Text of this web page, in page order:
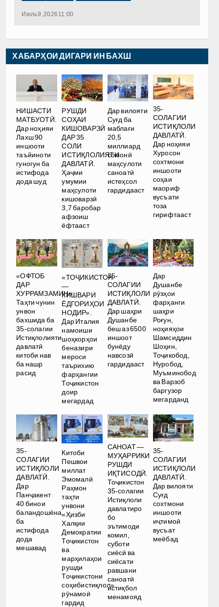
Июль 9, 2026 11:00
ХАБАРҲОИ ДИГАРИ ИН БАХШ
НИШАСТИ
МАТБУОТӢ.
Дар ноҳияи
Лахш 90
иншооти
таъйиноти
гуногун ба
истифода
дода шуд
РУШДИ
СОҲАИ
КИШОВАРЗӢ
ДАР 35
СОЛИ
ИСТИҚЛОЛИЯТИ
ДАВЛАТӢ.
Ҳаҷми
умумии
маҳсулоти
кишоварзӣ
3,7 баробар
афзоиш
ёфтааст
Дар вилояти
Суғд ба
маблағи
20,5
миллиард
сомонӣ
маҳсулоти
саноатӣ
истеҳсол
гардидааст
35-
СОЛАГИИ
ИСТИҚЛОЛИ
ДАВЛАТӢ.
Дар ноҳияи
Хуросон
сохтмони
иншооти
соҳаи
маориф
вусъати
тоза
гирифтааст
«ОФТОБ
ДАР
ХУРРАМЗАМИН».
Таҳти чунин
унвон
бахшида ба
35-солагии
Истиқлолияти
давлатӣ
китоби нав
ба нашр
расид
«ТОҶИКИСТОН
—
КИШВАРИ
ЁДГОРИҲОИ
НОДИР».
Дар Италия
намоиши
шоҳкорҳои
беназири
мероси
таърихию
фарҳангии
Тоҷикистон
доир
мегардад
35-
СОЛАГИИ
ИСТИҚЛОЛИ
ДАВЛАТӢ.
Дар шаҳри
Душанбе
беш аз 6500
иншоот
бунёду
навсозӣ
гардидааст
Дар
Душанбе
рӯзҳои
фарҳанги
шаҳри
Роғун,
ноҳияҳои
Шамсиддин
Шоҳин,
Тоҷикобод,
Нуробод,
Муъминобод
ва Варзоб
баргузор
мегарданд
35-
СОЛАГИИ
ИСТИҚЛОЛИ
ДАВЛАТӢ.
Дар
Панҷакент
40 бинои
баландошёна
ба
истифода
дода
мешавад
Китоби
Пешвои
миллат
Эмомалӣ
Раҳмон
таҳти
унвони
«Ҳизби
Халқии
Демократии
Тоҷикистон
ва
марҳилаҳои
рушди
Тоҷикистони
соҳибистиқлол»
рӯнамоӣ
гардид
САНОАТ —
МУҲАРРИКИ
РУШДИ
ИҚТИСОДӢ.
Тоҷикистон
35-солагии
Истиқлоли
давлатиро
бо
эътимоди
комил,
суботи
сиёсӣ ва
сиёсати
равшани
саноатӣ
истиқбол
менамояд
35-
СОЛАГИИ
ИСТИҚЛОЛИ
ДАВЛАТӢ.
Дар вилояти
Суғд
сохтмони
иншооти
иҷтимоӣ
вусъат
меёбад